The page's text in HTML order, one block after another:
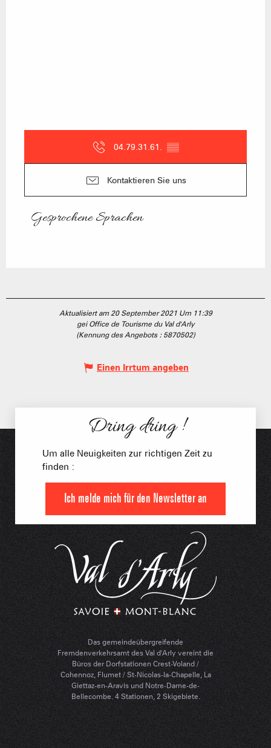
04.79.31.61. ▒▒
Kontaktieren Sie uns
Gesprochene Sprachen
Gesprochene Sprachen
Aktualisiert am 20 September 2021 Um 11:39
gei Office de Tourisme du Val d'Arly
(Kennung des Angebots : 5870502)
Einen Irrtum angeben
Das gemeindeübergreifende
Fremdenverkehrsamt des Val d'Arly vereint die
Büros der Dorfstationen Crest-Voland /
Cohennoz, Flumet / St-Nicolas-la-Chapelle, La
Giettaz-en-Aravis und Notre-Dame-de-
Bellecombe. 4 Stationen, 2 Skigebiete.
Dring dring !
Um alle Neuigkeiten zur richtigen Zeit zu
finden :
Ich melde mich für den Newsletter an